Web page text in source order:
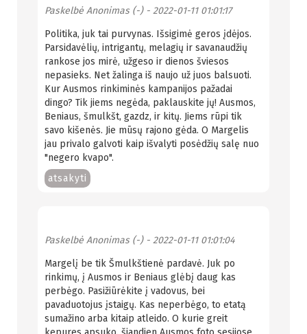
Paskelbė Anonimas (-)- 2022-01-11 01:01:17
Politika, juk tai purvynas. Išsigimė geros įdėjos.
Parsidavėlių, intrigantų, melagių ir savanaudžių
rankose jos mirė, užgeso ir dienos šviesos
nepasieks. Net žalinga iš naujo už juos balsuoti.
Kur Ausmos rinkiminės kampanijos pažadai
dingo? Tik jiems negėda, paklauskite jų! Ausmos,
Beniaus, šmulkšt, gazdz, ir kitų. Jiems rūpi tik
savo kišenės. Jie mūsų rajono gėda. O Margelis
jau privalo galvoti kaip išvalyti posėdžių salę nuo
"negero kvapo".
atsakyti
Paskelbė Anonimas (-)- 2022-01-11 01:01:04
Margelį be tik Šmulkštienė pardavė. Juk po
rinkimų, į Ausmos ir Beniaus glėbį daug kas
perbėgo. Pasižiūrėkite į vadovus, bei
pavaduotojus įstaigų. Kas neperbėgo, to etatą
sumažino arba kitaip atleido. O kurie greit